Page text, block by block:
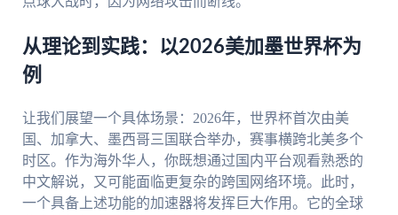
从理论到实践：以2026美加墨世界杯为
例
让我们展望一个具体场景：2026年，世界杯首次由美
国、加拿大、墨西哥三国联合举办，赛事横跨北美多个
时区。作为海外华人，你既想通过国内平台观看熟悉的
中文解说，又可能面临更复杂的跨国网络环境。此时，
一个具备上述功能的加速器将发挥巨大作用。它的全球